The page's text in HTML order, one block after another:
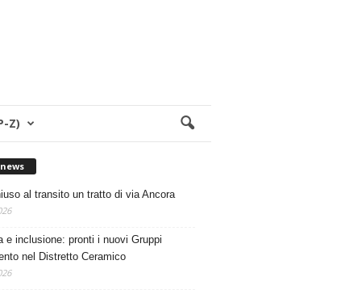
Z)
al transito un tratto di via Ancora
e inclusione: pronti i nuovi Gruppi
nel Distretto Ceramico